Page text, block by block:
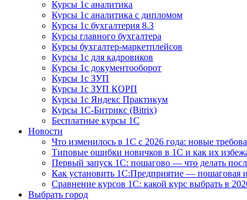
Курсы 1с аналитика
Курсы 1с аналитика с дипломом
Курсы 1с бухгалтерия 8.3
Курсы главного бухгалтера
Курсы бухгалтер-маркетплейсов
Курсы 1с для кадровиков
Курсы 1с документооборот
Курсы 1с ЗУП
Курсы 1с ЗУП КОРП
Курсы 1с Яндекс Практикум
Курсы 1С-Битрикс (Bitrix)
Бесплатные курсы 1С
Новости
Что изменилось в 1С с 2026 года: новые
Типовые ошибки новичков в 1С и как их
Первый запуск 1С: пошагово — что делать
Как установить 1С:Предприятие — пошаговая
Сравнение курсов 1С: какой курс выбрать в
Выбрать город